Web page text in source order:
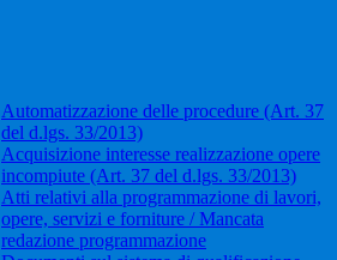
Automatizzazione delle procedure (Art. 37
del d.lgs. 33/2013)
Acquisizione interesse realizzazione opere
incompiute (Art. 37 del d.lgs. 33/2013)
Atti relativi alla programmazione di lavori,
opere, servizi e forniture / Mancata
redazione programmazione